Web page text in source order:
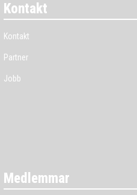
Kontakt
Kontakt
Partner
Jobb
Medlemmar